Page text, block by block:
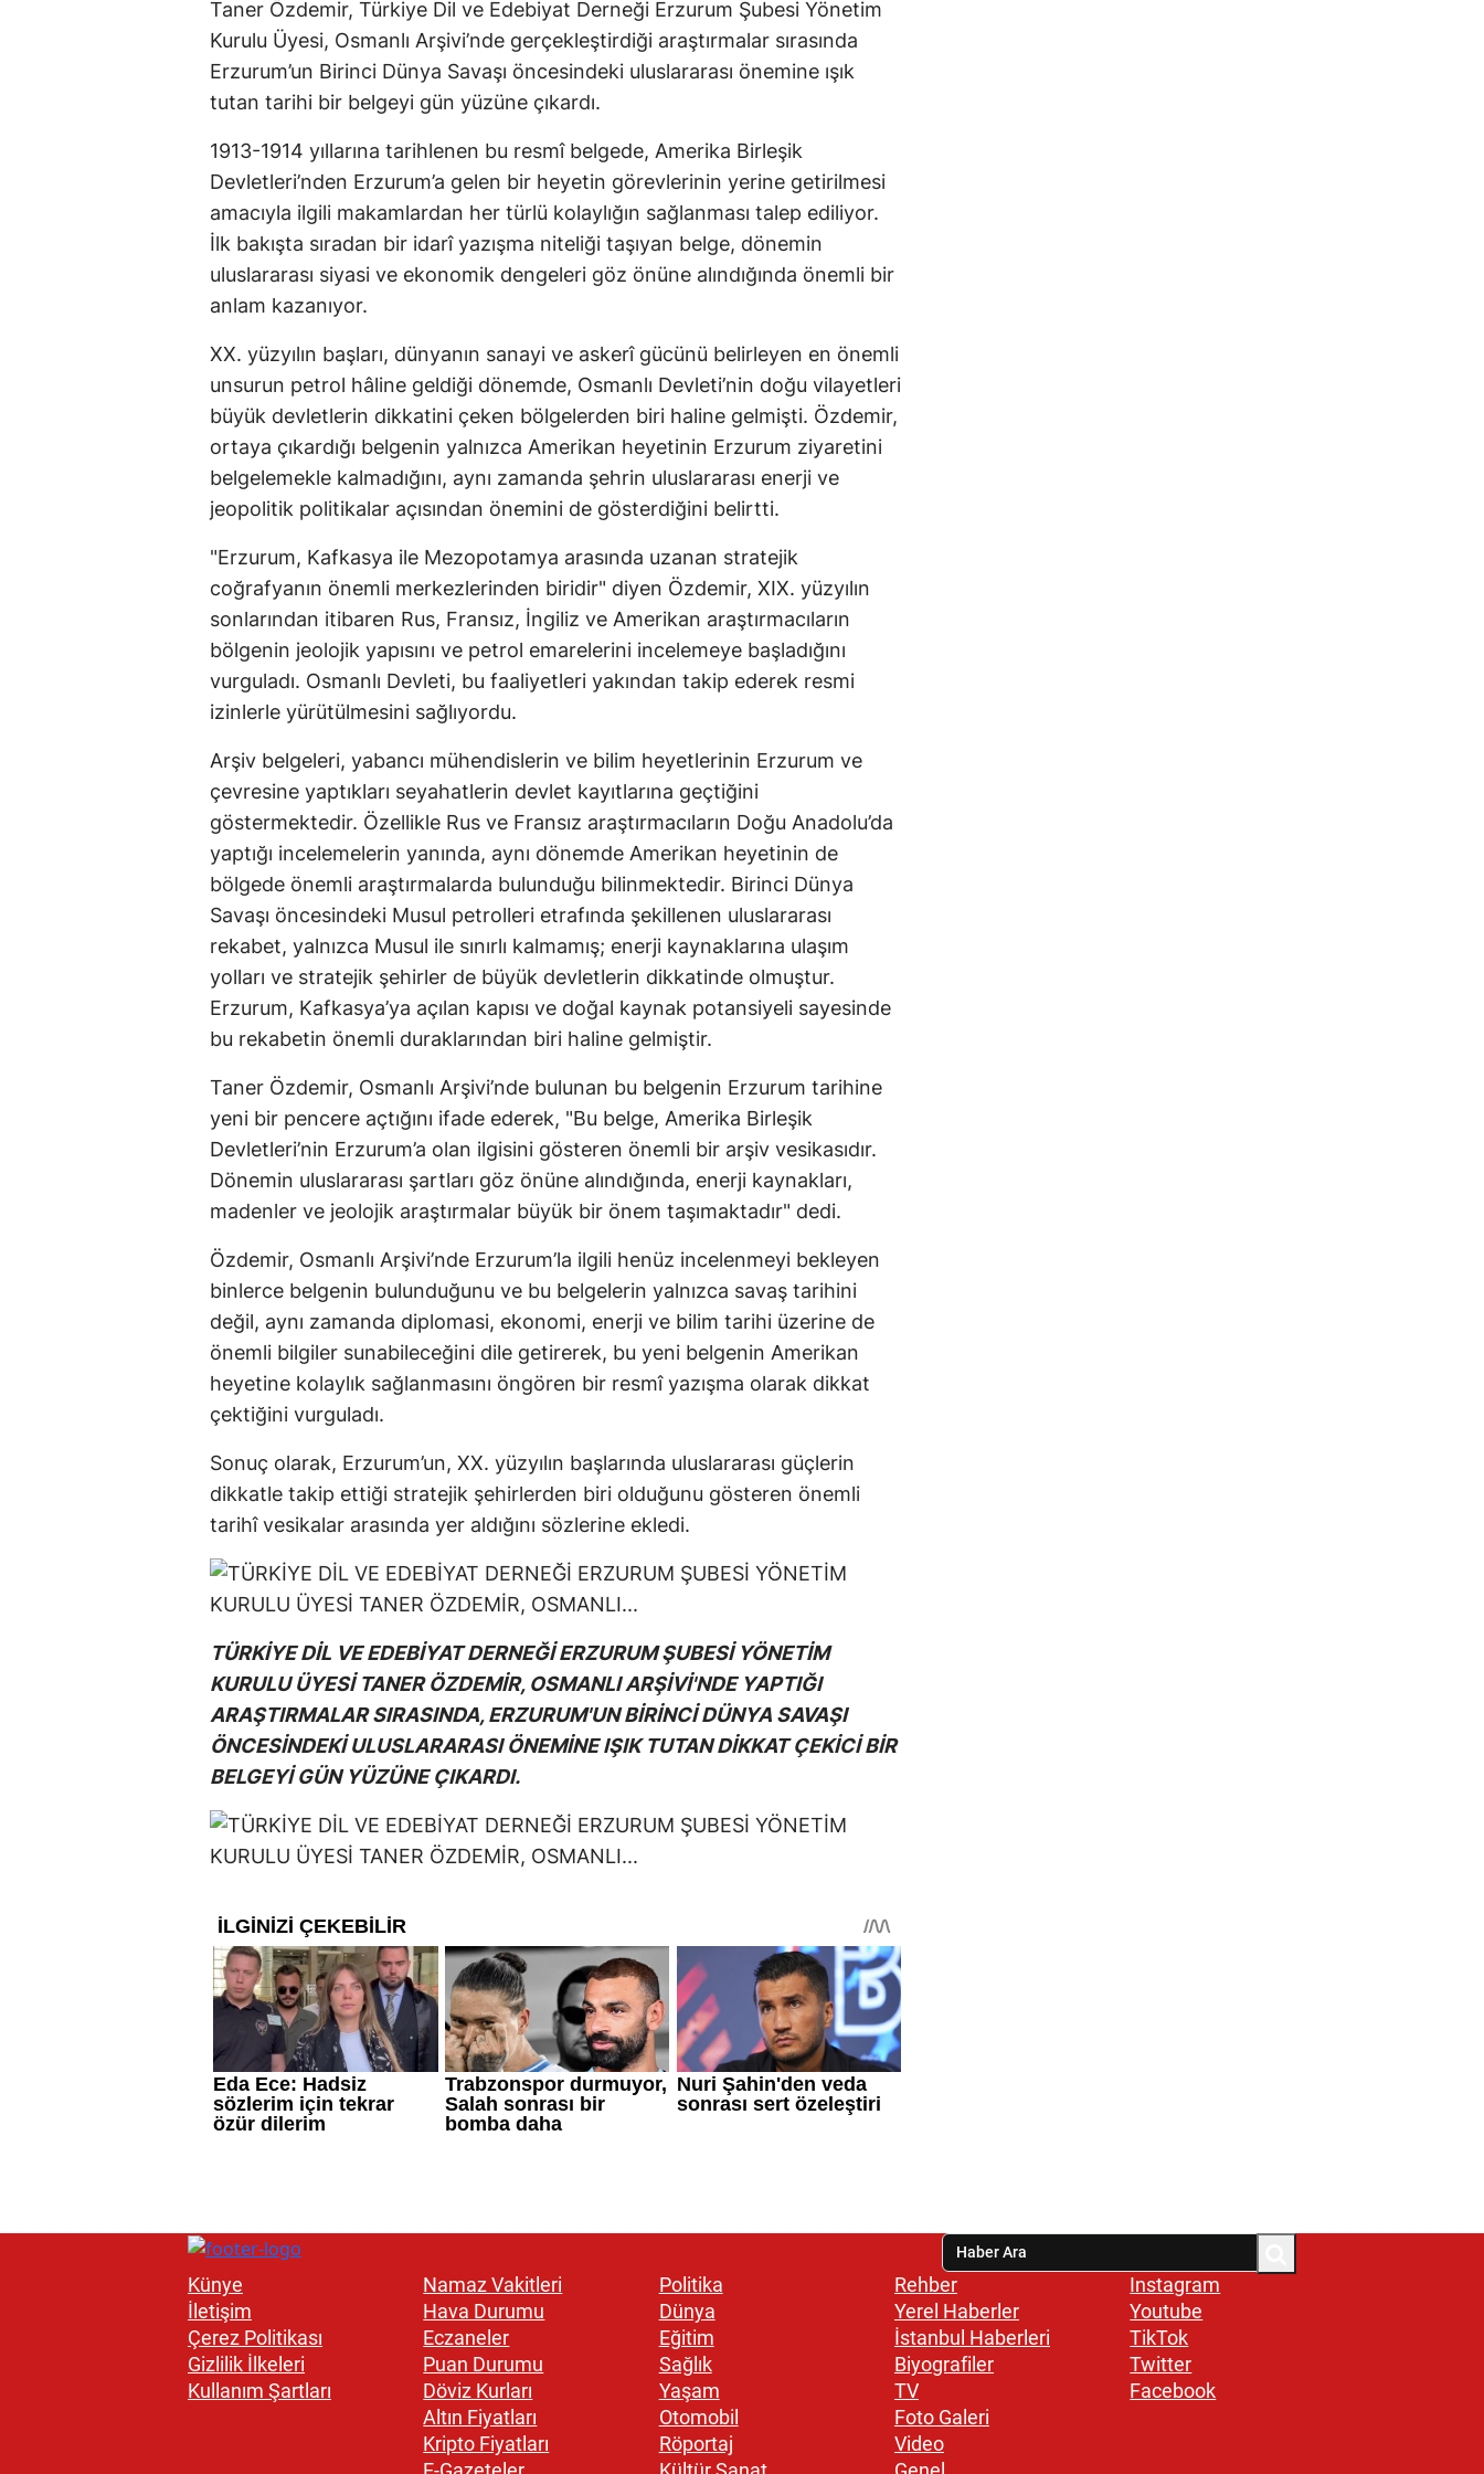
Taner Özdemir, Türkiye Dil ve Edebiyat Derneği Erzurum Şubesi Yönetim
Kurulu Üyesi, Osmanlı Arşivi’nde gerçekleştirdiği araştırmalar sırasında
Erzurum’un Birinci Dünya Savaşı öncesindeki uluslararası önemine ışık
tutan tarihi bir belgeyi gün yüzüne çıkardı.
1913-1914 yıllarına tarihlenen bu resmî belgede, Amerika Birleşik
Devletleri’nden Erzurum’a gelen bir heyetin görevlerinin yerine getirilmesi
amacıyla ilgili makamlardan her türlü kolaylığın sağlanması talep ediliyor.
İlk bakışta sıradan bir idarî yazışma niteliği taşıyan belge, dönemin
uluslararası siyasi ve ekonomik dengeleri göz önüne alındığında önemli bir
anlam kazanıyor.
XX. yüzyılın başları, dünyanın sanayi ve askerî gücünü belirleyen en önemli
unsurun petrol hâline geldiği dönemde, Osmanlı Devleti’nin doğu vilayetleri
büyük devletlerin dikkatini çeken bölgelerden biri haline gelmişti. Özdemir,
ortaya çıkardığı belgenin yalnızca Amerikan heyetinin Erzurum ziyaretini
belgelemekle kalmadığını, aynı zamanda şehrin uluslararası enerji ve
jeopolitik politikalar açısından önemini de gösterdiğini belirtti.
"Erzurum, Kafkasya ile Mezopotamya arasında uzanan stratejik
coğrafyanın önemli merkezlerinden biridir" diyen Özdemir, XIX. yüzyılın
sonlarından itibaren Rus, Fransız, İngiliz ve Amerikan araştırmacıların
bölgenin jeolojik yapısını ve petrol emarelerini incelemeye başladığını
vurguladı. Osmanlı Devleti, bu faaliyetleri yakından takip ederek resmi
izinlerle yürütülmesini sağlıyordu.
Arşiv belgeleri, yabancı mühendislerin ve bilim heyetlerinin Erzurum ve
çevresine yaptıkları seyahatlerin devlet kayıtlarına geçtiğini
göstermektedir. Özellikle Rus ve Fransız araştırmacıların Doğu Anadolu’da
yaptığı incelemelerin yanında, aynı dönemde Amerikan heyetinin de
bölgede önemli araştırmalarda bulunduğu bilinmektedir. Birinci Dünya
Savaşı öncesindeki Musul petrolleri etrafında şekillenen uluslararası
rekabet, yalnızca Musul ile sınırlı kalmamış; enerji kaynaklarına ulaşım
yolları ve stratejik şehirler de büyük devletlerin dikkatinde olmuştur.
Erzurum, Kafkasya’ya açılan kapısı ve doğal kaynak potansiyeli sayesinde
bu rekabetin önemli duraklarından biri haline gelmiştir.
Taner Özdemir, Osmanlı Arşivi’nde bulunan bu belgenin Erzurum tarihine
yeni bir pencere açtığını ifade ederek, "Bu belge, Amerika Birleşik
Devletleri’nin Erzurum’a olan ilgisini gösteren önemli bir arşiv vesikasıdır.
Dönemin uluslararası şartları göz önüne alındığında, enerji kaynakları,
madenler ve jeolojik araştırmalar büyük bir önem taşımaktadır" dedi.
Özdemir, Osmanlı Arşivi’nde Erzurum’la ilgili henüz incelenmeyi bekleyen
binlerce belgenin bulunduğunu ve bu belgelerin yalnızca savaş tarihini
değil, aynı zamanda diplomasi, ekonomi, enerji ve bilim tarihi üzerine de
önemli bilgiler sunabileceğini dile getirerek, bu yeni belgenin Amerikan
heyetine kolaylık sağlanmasını öngören bir resmî yazışma olarak dikkat
çektiğini vurguladı.
Sonuç olarak, Erzurum’un, XX. yüzyılın başlarında uluslararası güçlerin
dikkatle takip ettiği stratejik şehirlerden biri olduğunu gösteren önemli
tarihî vesikalar arasında yer aldığını sözlerine ekledi.
TÜRKİYE DİL VE EDEBİYAT DERNEĞİ ERZURUM ŞUBESİ YÖNETİM
KURULU ÜYESİ TANER ÖZDEMİR, OSMANLI ARŞİVİ'NDE YAPTIĞI
ARAŞTIRMALAR SIRASINDA, ERZURUM'UN BİRİNCİ DÜNYA SAVAŞI
ÖNCESİNDEKİ ULUSLARARASI ÖNEMİNE IŞIK TUTAN DİKKAT ÇEKİCİ BİR
BELGEYİ GÜN YÜZÜNE ÇIKARDI.
Künye
İletişim
Çerez Politikası
Gizlilik İlkeleri
Kullanım Şartları
Namaz Vakitleri
Hava Durumu
Eczaneler
Puan Durumu
Döviz Kurları
Altın Fiyatları
Kripto Fiyatları
Politika
Dünya
Eğitim
Sağlık
Yaşam
Otomobil
Röportaj
Rehber
Yerel Haberler
İstanbul Haberleri
Biyografiler
TV
Foto Galeri
Video
Instagram
Youtube
TikTok
Twitter
Facebook